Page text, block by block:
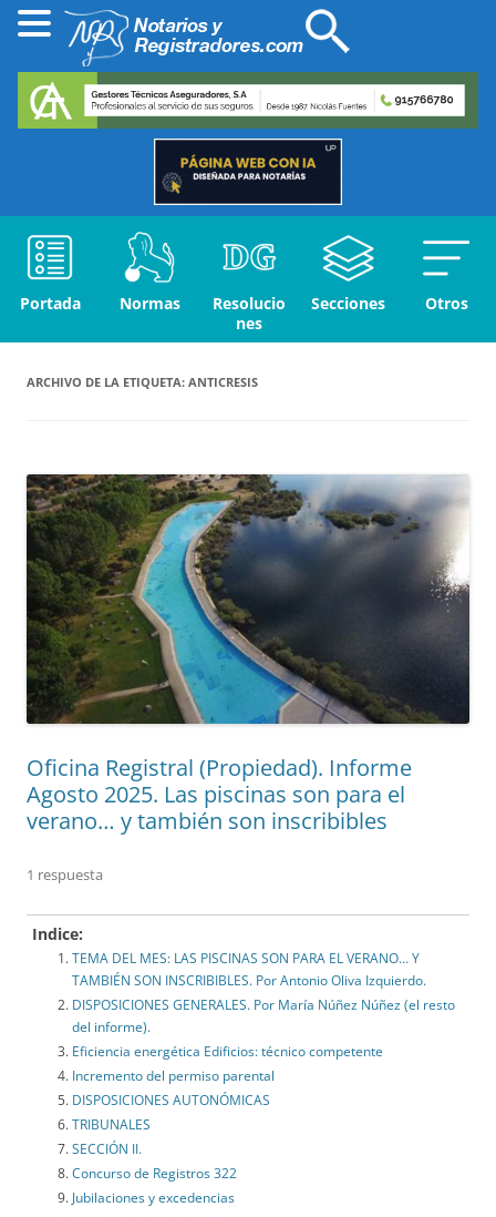
Portada Normas
Resolucio
nes
Secciones Otros
ARCHIVO DE LA ETIQUETA: ANTICRESIS
Oficina Registral (Propiedad). Informe
Agosto 2025. Las piscinas son para el
verano… y también son inscribibles
1 respuesta
Indice:
TEMA DEL MES: LAS PISCINAS SON PARA EL VERANO… Y
TAMBIÉN SON INSCRIBIBLES. Por Antonio Oliva Izquierdo.
DISPOSICIONES GENERALES. Por María Núñez Núñez (el resto
del informe).
Eficiencia energética Edificios: técnico competente
Incremento del permiso parental
DISPOSICIONES AUTONÓMICAS
TRIBUNALES
SECCIÓN II.
Concurso de Registros 322
Jubilaciones y excedencias